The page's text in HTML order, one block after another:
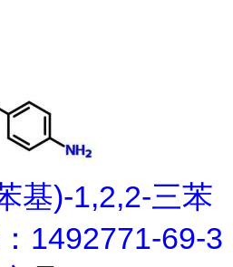
基)-1,2,2-三苯
1492771-69-3